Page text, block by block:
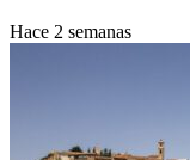
Hace 2 semanas